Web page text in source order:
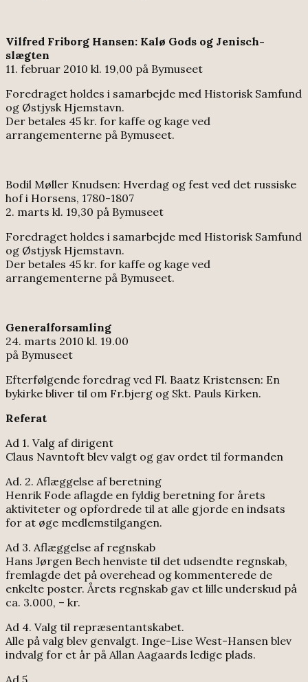
Vilfred Friborg Hansen: Kalø Gods og Jenisch-
slægten
11. februar 2010 kl. 19,00 på Bymuseet
Foredraget holdes i samarbejde med Historisk Samfund
og Østjysk Hjemstavn.
Der betales 45 kr. for kaffe og kage ved
arrangementerne på Bymuseet.
Bodil Møller Knudsen: Hverdag og fest ved det russiske
hof i Horsens, 1780-1807
2. marts kl. 19,30 på Bymuseet
Foredraget holdes i samarbejde med Historisk Samfund
og Østjysk Hjemstavn.
Der betales 45 kr. for kaffe og kage ved
arrangementerne på Bymuseet.
Generalforsamling
24. marts 2010 kl. 19.00
på Bymuseet
Efterfølgende foredrag ved Fl. Baatz Kristensen: En
bykirke bliver til om Fr.bjerg og Skt. Pauls Kirken.
Referat
Ad 1. Valg af dirigent
Claus Navntoft blev valgt og gav ordet til formanden
Ad. 2. Aflæggelse af beretning
Henrik Fode aflagde en fyldig beretning for årets
aktiviteter og opfordrede til at alle gjorde en indsats
for at øge medlemstilgangen.
Ad 3. Aflæggelse af regnskab
Hans Jørgen Bech henviste til det udsendte regnskab,
fremlagde det på overehead og kommenterede de
enkelte poster. Årets regnskab gav et lille underskud på
ca. 3.000, – kr.
Ad 4. Valg til repræsentantskabet.
Alle på valg blev genvalgt. Inge-Lise West-Hansen blev
indvalg for et år på Allan Aagaards ledige plads.